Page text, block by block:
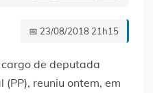
📅 23/08/2018 21h15
de deputada
reuniu ontem, em